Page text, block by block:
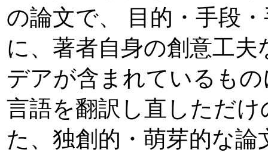
の論文で、 目的・手段
に、著者自身の創意工
デアが含まれているも
言語を翻訳し直しただ
た、独創的・萌芽的な